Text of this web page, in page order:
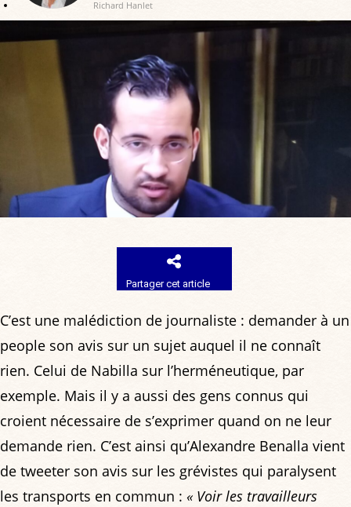
Richard Hanlet
Partager cet article
C’est une malédiction de journaliste : demander à un
people son avis sur un sujet auquel il ne connaît
rien. Celui de Nabilla sur l’herméneutique, par
exemple. Mais il y a aussi des gens connus qui
croient nécessaire de s’exprimer quand on ne leur
demande rien. C’est ainsi qu’Alexandre Benalla vient
de tweeter son avis sur les grévistes qui paralysent
les transports en commun : « Voir les travailleurs